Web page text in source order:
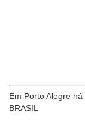
Em Porto Alegre há
BRASIL